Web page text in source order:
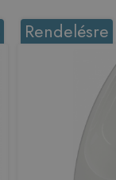
Rendelésre